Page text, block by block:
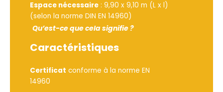
Espace nécessaire : 9,90 x 9,10 m (L x l)
(selon la norme DIN EN 14960)
Qu’est-ce que cela signifie ?
Caractéristiques
Certificat conforme à la norme EN
14960